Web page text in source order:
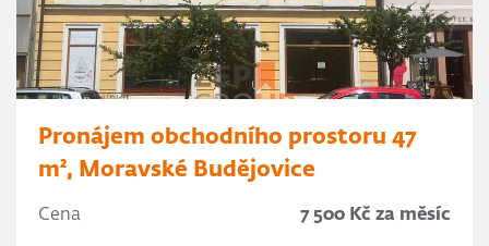
Pronájem obchodního prostoru 47
m², Moravské Budějovice
Cena 7 500 Kč za měsíc